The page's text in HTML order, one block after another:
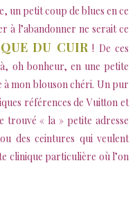
un petit coup de blues en ce
à l’abandonner ne serait ce
DU CUIR! De ces
oh bonheur, en une petite
à mon blouson chéri. Un pur
références de Vuitton et
trouvé « la » petite adresse
des ceintures qui veulent
clinique particulière où l’on